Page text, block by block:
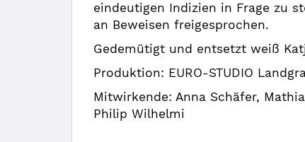
eindeutigen Indizien in Frage zu
an Beweisen freigesprochen.
Gedemütigt und entsetzt weiß
Produktion: EURO-STUDIO
Mitwirkende: Anna Schäfer,
Philip Wilhelmi